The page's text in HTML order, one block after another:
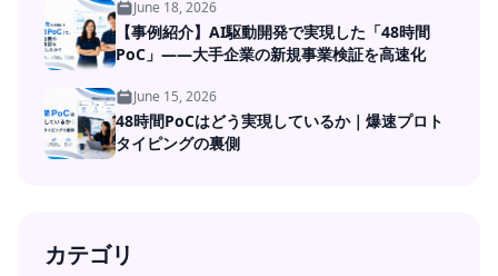
June 18, 2026
【事例紹介】AI駆動開発で実現した「48時間
PoC」――大手企業の新規事業検証を高速化
June 15, 2026
48時間PoCはどう実現しているか｜爆速プロト
タイピングの裏側
カテゴリ